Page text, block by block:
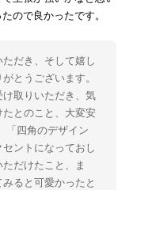
ので良かったです。
だき、そして嬉し
とうございます。
取りいただき、気
とのこと、大変安
「四角のデザイン
ントになっておし
だけたこと、ま
ると可愛かったと